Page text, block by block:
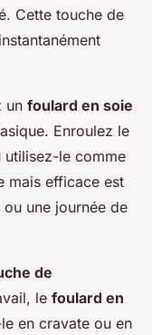
Cette touche de
un foulard en soie
Enroulez le
le comme
mais efficace est
une journée de
de
le foulard en
en cravate ou en